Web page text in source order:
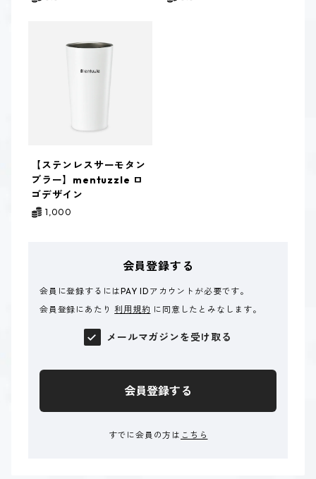
【ステンレスサーモタン
ブラー】mentuzzle ロ
ゴデザイン
1,000
会員登録する
会員に登録するにはPAY IDアカウントが必要です。
会員登録にあたり利用規約 に同意したとみなします。
メールマガジンを受け取る
会員登録する
すでに会員の方は こちら